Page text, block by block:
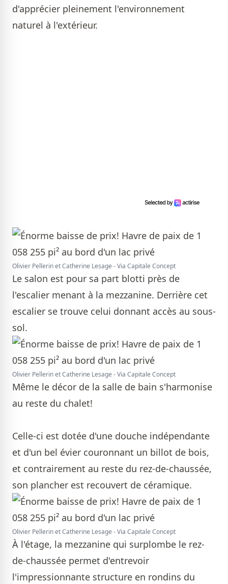
d'apprécier pleinement l'environnement
naturel à l'extérieur.
Olivier Pellerin et Catherine Lesage - Via Capitale Concept
Le salon est pour sa part blotti près de
l'escalier menant à la mezzanine. Derrière cet
escalier se trouve celui donnant accès au sous-
sol.
Olivier Pellerin et Catherine Lesage - Via Capitale Concept
Même le décor de la salle de bain s'harmonise
au reste du chalet!
Celle-ci est dotée d'une douche indépendante
et d'un bel évier couronnant un billot de bois,
et contrairement au reste du rez-de-chaussée,
son plancher est recouvert de céramique.
Olivier Pellerin et Catherine Lesage - Via Capitale Concept
À l'étage, la mezzanine qui surplombe le rez-
de-chaussée permet d'entrevoir
l'impressionnante structure en rondins du